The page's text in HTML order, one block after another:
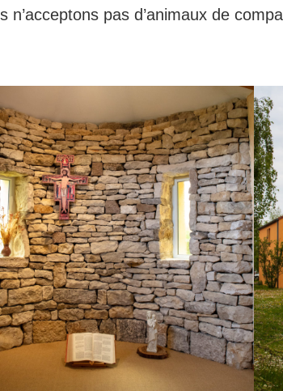
n’acceptons pas d’animaux de